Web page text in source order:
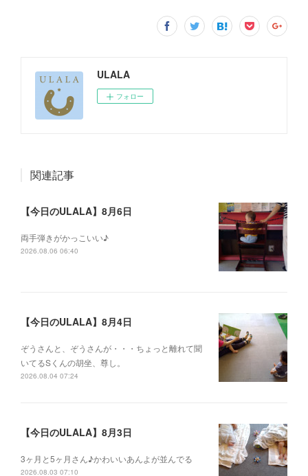
ULALA
フォロー
関連記事
【今日のULALA】8月6日
両手弾きがかっこいい♪
2026.08.06 06:40
【今日のULALA】8月4日
ぞうさんと、ぞうさんが・・・ちょっと離れて聞
いてるSくんの胡坐、尊し。
2026.08.04 07:24
【今日のULALA】8月3日
3ヶ月と5ヶ月さん♪かわいいあんよが並んでる
2026.08.03 07:10